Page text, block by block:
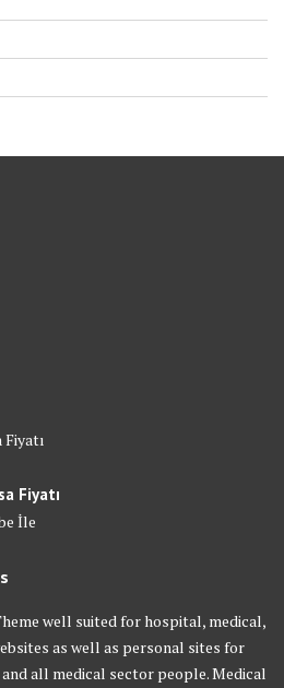
Fiyatı
İle
well suited for hospital, medical,
as well as personal sites for
all medical sector people. Medical